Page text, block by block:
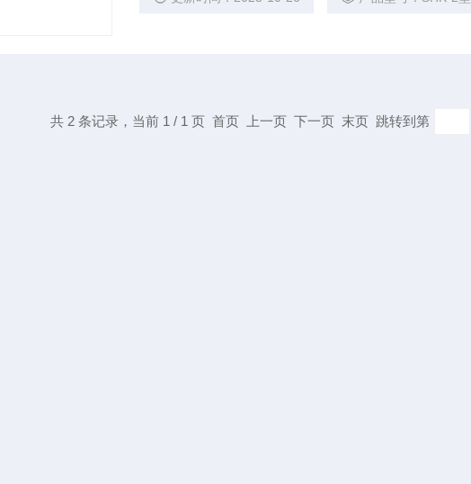
共 2 条记录，当前 1 / 1 页 首页 上一页 下一页 末页 跳转到第